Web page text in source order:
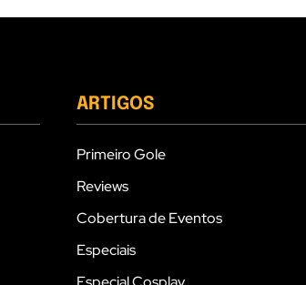
ARTIGOS
Primeiro Gole
Reviews
Cobertura de Eventos
Especiais